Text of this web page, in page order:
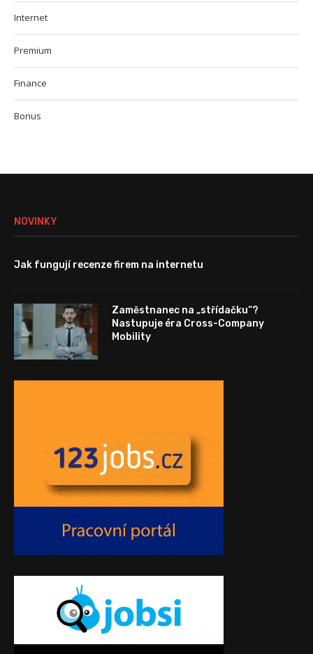
Internet
Premium
Finance
Bonus
NOVINKY
Jak fungují recenze firem na internetu
Zaměstnanec na „střídačku“?
Nastupuje éra Cross-Company
Mobility